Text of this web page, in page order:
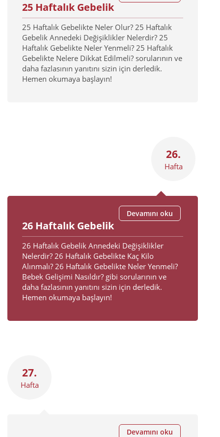
25 Haftalık Gebelik
25 Haftalık Gebelikte Neler Olur? 25 Haftalık
Gebelik Annedeki Değişiklikler Nelerdir? 25
Haftalık Gebelikte Neler Yenmeli? 25 Haftalık
Gebelikte Nelere Dikkat Edilmeli? sorularının ve
daha fazlasının yanıtını sizin için derledik.
Hemen okumaya başlayın!
26.
Hafta
26 Haftalık Gebelik
26 Haftalık Gebelik Annedeki Değişiklikler
Nelerdir? 26 Haftalık Gebelikte Kaç Kilo
Alınmalı? 26 Haftalık Gebelikte Neler Yenmeli​?
Bebek Gelişimi Nasıldır? gibi sorularının ve
daha fazlasının yanıtını sizin için derledik.
Hemen okumaya başlayın!
Devamını oku
27.
Hafta
Devamını oku